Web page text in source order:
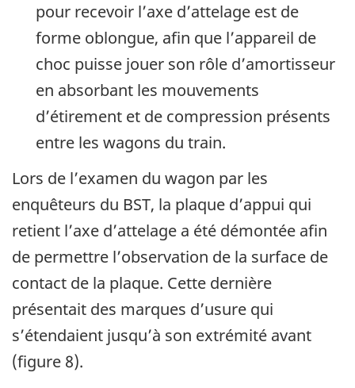
pour recevoir l’axe d’attelage est de
forme oblongue, afin que l’appareil de
choc puisse jouer son rôle d’amortisseur
en absorbant les mouvements
d’étirement et de compression présents
entre les wagons du train.
Lors de l’examen du wagon par les
enquêteurs du BST, la plaque d’appui qui
retient l’axe d’attelage a été démontée afin
de permettre l’observation de la surface de
contact de la plaque. Cette dernière
présentait des marques d’usure qui
s’étendaient jusqu’à son extrémité avant
(figure 8).